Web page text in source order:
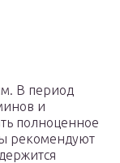
В период
и
полноценное
рекомендуют